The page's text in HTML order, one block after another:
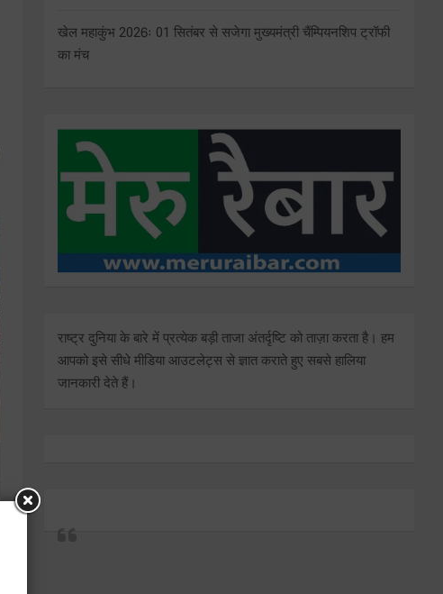
खेल महाकुंभ 2026ः 01 सितंबर से सजेगा मुख्यमंत्री चैंम्पियनशिप ट्रॉफी
का मंच
राष्ट्र दुनिया के बारे में प्रत्येक बड़ी ताजा अंतर्दृष्टि को ताज़ा करता है। हम
आपको इसे सीधे मीडिया आउटलेट्स से ज्ञात कराते हुए सबसे हालिया
जानकारी देते हैं।